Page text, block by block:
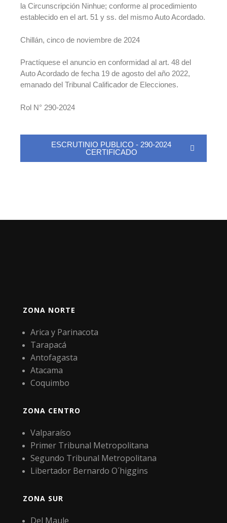
la Circunscripción Ninhue; conforme al procedimiento
establecido en el art. 51 y ss. del mismo Auto Acordado.
Chillán, cinco de noviembre de 2024
Practíquese el anuncio en conformidad al art. 48 del
Auto Acordado de fecha 19 de agosto del año 2022,
emanado del Tribunal Calificador de Elecciones.
Rol N° 290-2024
ESCRUTINIO PUBLICO - 290-2024
CERTIFICADO
ZONA NORTE
Arica y Parinacota
Tarapacá
Antofagasta
Atacama
Coquimbo
ZONA CENTRO
Valparaíso
Primer Tribunal Metropolitana
Segundo Tribunal Metropolitana
Libertador Bernardo O´higgins
ZONA SUR
Del Maule